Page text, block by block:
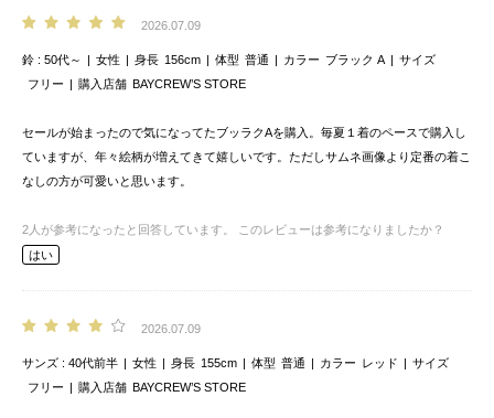
2026.07.09
鈴 50代～ 女性 身長 156cm 体型 普通 カラー ブラック A
サイズ
フリー
購入店舗 BAYCREW’S STORE
セールが始まったので気になってたブッラクAを購入。毎夏１着のペースで購入し
ていますが、年々絵柄が増えてきて嬉しいです。ただしサムネ画像より定番の着こ
なしの方が可愛いと思います。
2 人が参考になったと回答しています。
このレビューは参考になりましたか？
はい
2026.07.09
サンズ 40代前半 女性 身長 155cm 体型 普通 カラー レッド
サイズ
フリー
購入店舗 BAYCREW’S STORE